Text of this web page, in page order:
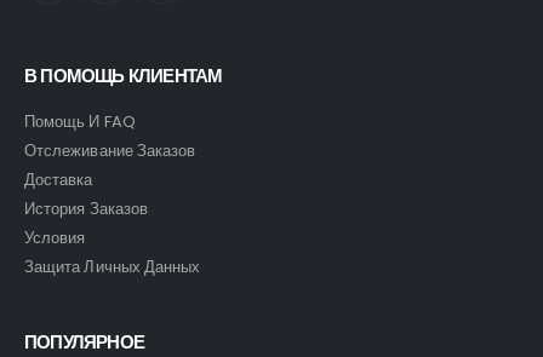
В ПОМОЩЬ КЛИЕНТАМ
Помощь И FAQ
Отслеживание Заказов
Доставка
История Заказов
Условия
Защита Личных Данных
ПОПУЛЯРНОЕ